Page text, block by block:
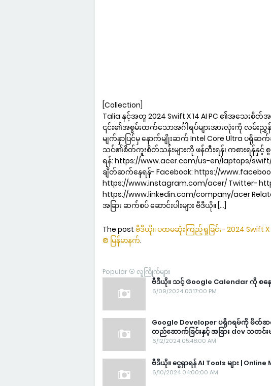
[Collection]
Talia နှင့်အတူ 2024 Swift X 14 AI PC ၏အသေး
၎င်း၏အစွမ်းထက်သောအင်္ဂါရပ်များအားလုံးကို လမ်းညွှန်
မျက်နှာပြင်မှ နောက်မျိုးဆက် Intel Core Ultra ပရို
သင်၏စိတ်ကူးစိတ်သန်းများကို ဖန်တီးရန်၊ ကစားရန်နှင့် စွ
ရန်: https://www.acer.com/us-en/laptops/
ချိတ်ဆက်နေရန်- Facebook: https://
https://www.instagram.com/acer/ Twitter-
https://www.linkedin.com/company/acer
အခြား ဆက်စပ် ဆောင်းပါးများ ဗီဒီယို။ […]
The post ဗီဒီယို။ ပထမဆုံးကြည့်ရှုခြင်း- 2024 Swift X
® မြန်မာနက်.
Popular ⦿ လူကြိုက်များ
ဗီဒီယို။ သင့် Google Calendar ကို စနေ
6/09/2024 03:17:00 PM
Google Developer ပရိုဂရမ်ကို မိတ်ဆက်
တည်ဆောက်ခြင်းနှင့် အခြား dev သတင်းမ
6/12/2024 05:48:00 AM
ဗီဒီယို။ ငွေရှာရန် AI Tools များ | Online
6/10/2024 04:00:00 AM